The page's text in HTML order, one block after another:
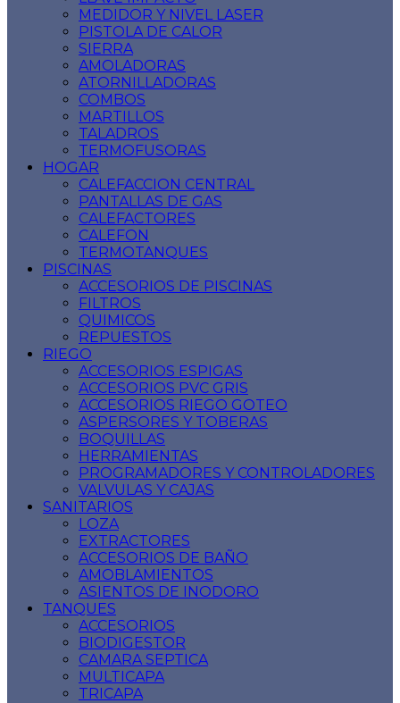
MEDIDOR Y NIVEL LASER
PISTOLA DE CALOR
SIERRA
AMOLADORAS
ATORNILLADORAS
COMBOS
MARTILLOS
TALADROS
TERMOFUSORAS
HOGAR
CALEFACCION CENTRAL
PANTALLAS DE GAS
CALEFACTORES
CALEFON
TERMOTANQUES
PISCINAS
ACCESORIOS DE PISCINAS
FILTROS
QUIMICOS
REPUESTOS
RIEGO
ACCESORIOS ESPIGAS
ACCESORIOS PVC GRIS
ACCESORIOS RIEGO GOTEO
ASPERSORES Y TOBERAS
BOQUILLAS
HERRAMIENTAS
PROGRAMADORES Y CONTROLADORES
VALVULAS Y CAJAS
SANITARIOS
LOZA
EXTRACTORES
ACCESORIOS DE BAÑO
AMOBLAMIENTOS
ASIENTOS DE INODORO
TANQUES
ACCESORIOS
BIODIGESTOR
CAMARA SEPTICA
MULTICAPA
TRICAPA